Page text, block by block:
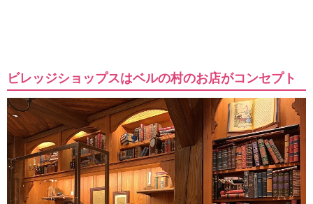
ビレッジショップスはベルの村のお店がコンセプト